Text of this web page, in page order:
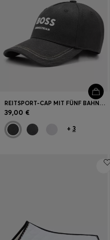
REITSPORT-CAP MIT FÜNF BAHNEN UND LOGO-DETAILS
39,00 €
+ 3